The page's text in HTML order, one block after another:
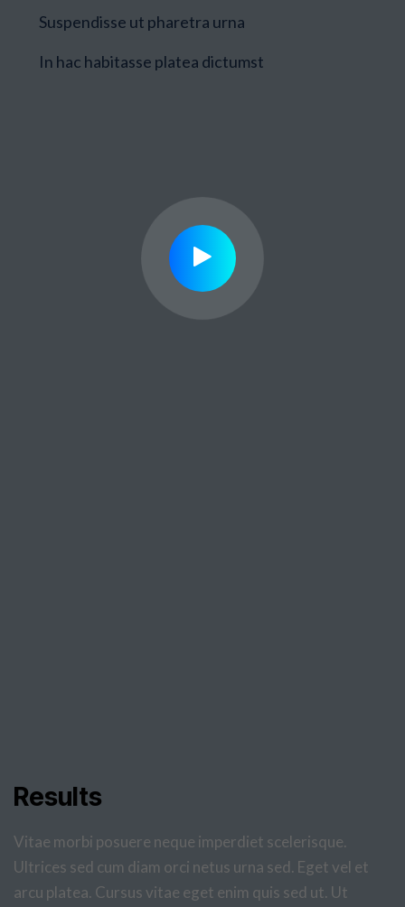
Suspendisse ut pharetra urna
In hac habitasse platea dictumst
Results
Vitae morbi posuere neque imperdiet scelerisque.
Ultrices sed cum diam orci netus urna sed. Eget vel et
arcu platea. Cursus vitae eget enim quis sed ut. Ut